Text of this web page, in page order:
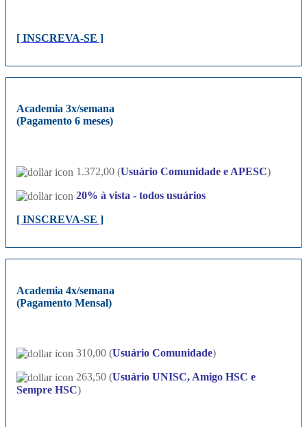
[ INSCREVA-SE ]
Academia 3x/semana
(Pagamento 6 meses)
1.372,00 (Usuário Comunidade e APESC)
20% à vista - todos usuários
[ INSCREVA-SE ]
Academia 4x/semana
(Pagamento Mensal)
310,00 (Usuário Comunidade)
263,50 (Usuário UNISC, Amigo HSC e
Sempre HSC)